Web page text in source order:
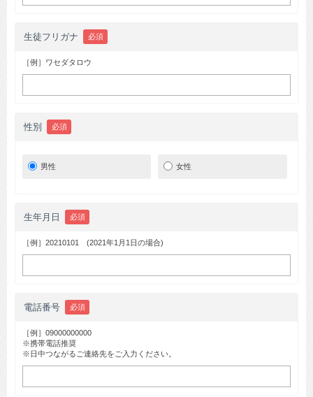
生徒フリガナ 必須
［例］ワセダタロウ
性別 必須
男性 女性
生年月日 必須
［例］20210101 (2021年1月1日の場合)
電話番号 必須
［例］09000000000
※携帯電話推奨
※日中つながるご連絡先をご入力ください。